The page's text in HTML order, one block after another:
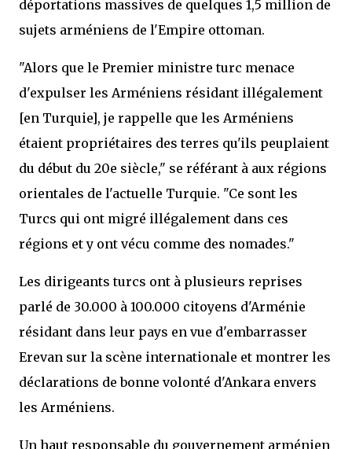
déportations massives de quelques 1,5 million de
sujets arméniens de l'Empire ottoman.
"Alors que le Premier ministre turc menace
d'expulser les Arméniens résidant illégalement
[en Turquie], je rappelle que les Arméniens
étaient propriétaires des terres qu'ils peuplaient
du début du 20e siècle," se référant à aux régions
orientales de l'actuelle Turquie. "Ce sont les
Turcs qui ont migré illégalement dans ces
régions et y ont vécu comme des nomades."
Les dirigeants turcs ont à plusieurs reprises
parlé de 30.000 à 100.000 citoyens d'Arménie
résidant dans leur pays en vue d'embarrasser
Erevan sur la scène internationale et montrer les
déclarations de bonne volonté d'Ankara envers
les Arméniens.
Un haut responsable du gouvernement arménien